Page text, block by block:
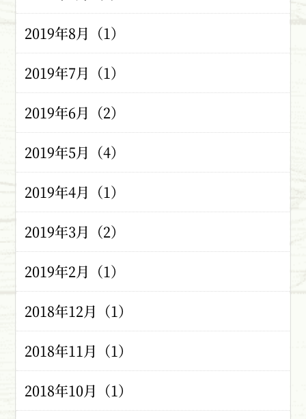
2019年8月（1）
2019年7月（1）
2019年6月（2）
2019年5月（4）
2019年4月（1）
2019年3月（2）
2019年2月（1）
2018年12月（1）
2018年11月（1）
2018年10月（1）